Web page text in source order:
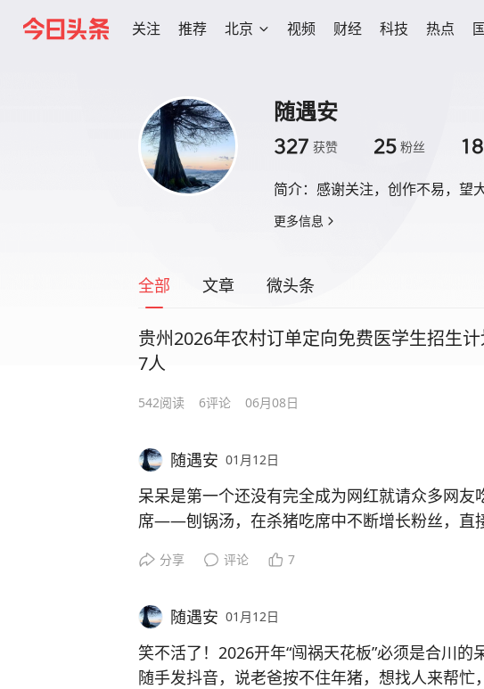
关注 推荐 北京 视频 财经 科技 热点
随遇安
327 获赞 25 粉丝 18
简介： 感谢关注，创作不易，望
更多信息
全部 文章 微头条
贵州2026年农村订单定向免费医学生招生
7人
542阅读 6评论 06月08日
随遇安 01月12日
呆呆是第一个还没有完全成为网红就请众多网友
席——刨锅汤，在杀猪吃席中不断增长粉丝，直
杀年猪也能成为如此火爆得不能再火爆的大事件
是当代第一搞笑事件
会现象# #合川呆呆杀猪饭#
分享 评论 7
随遇安 01月12日
笑不活了！2026开年“闯祸天花板”必须是合川的
随手发抖音，说老爸按不住年猪，想找人来帮忙